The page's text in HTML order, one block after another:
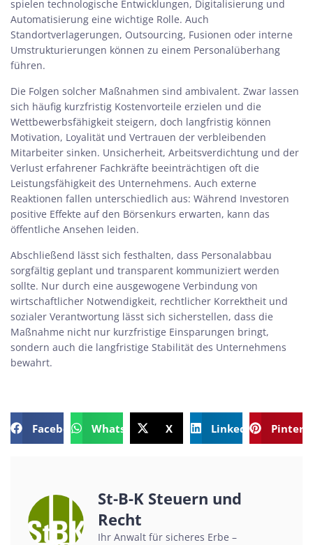
spielen technologische Entwicklungen, Digitalisierung und
Automatisierung eine wichtige Rolle. Auch
Standortverlagerungen, Outsourcing, Fusionen oder interne
Umstrukturierungen können zu einem Personalüberhang
führen.
Die Folgen solcher Maßnahmen sind ambivalent. Zwar lassen
sich häufig kurzfristig Kostenvorteile erzielen und die
Wettbewerbsfähigkeit steigern, doch langfristig können
Motivation, Loyalität und Vertrauen der verbleibenden
Mitarbeiter sinken. Unsicherheit, Arbeitsverdichtung und der
Verlust erfahrener Fachkräfte beeinträchtigen oft die
Leistungsfähigkeit des Unternehmens. Auch externe
Reaktionen fallen unterschiedlich aus: Während Investoren
positive Effekte auf den Börsenkurs erwarten, kann das
öffentliche Ansehen leiden.
Abschließend lässt sich festhalten, dass Personalabbau
sorgfältig geplant und transparent kommuniziert werden
sollte. Nur durch eine ausgewogene Verbindung von
wirtschaftlicher Notwendigkeit, rechtlicher Korrektheit und
sozialer Verantwortung lässt sich sicherstellen, dass die
Maßnahme nicht nur kurzfristige Einsparungen bringt,
sondern auch die langfristige Stabilität des Unternehmens
bewahrt.
Facebook WhatsApp X LinkedIn
St-B-K Steuern und
Recht
Ihr Anwalt für sicheres Erbe –